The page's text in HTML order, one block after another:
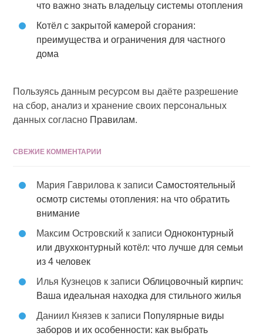
что важно знать владельцу системы отопления
Котёл с закрытой камерой сгорания:
преимущества и ограничения для частного
дома
Пользуясь данным ресурсом вы даёте разрешение
на сбор, анализ и хранение своих персональных
данных согласно Правилам.
СВЕЖИЕ КОММЕНТАРИИ
Мария Гаврилова к записиСамостоятельный
осмотр системы отопления: на что обратить
внимание
Максим Островский к записиОдноконтурный
или двухконтурный котёл: что лучше для семьи
из 4 человек
Илья Кузнецов к записиОблицовочный кирпич:
Ваша идеальная находка для стильного жилья
Даниил Князев к записи Популярные виды
заборов и их особенности: как выбрать